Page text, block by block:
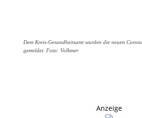
Dem Kreis-Gesundheitsamt wurden die neuen
gemeldet. Foto: Volkmer
Anzeige